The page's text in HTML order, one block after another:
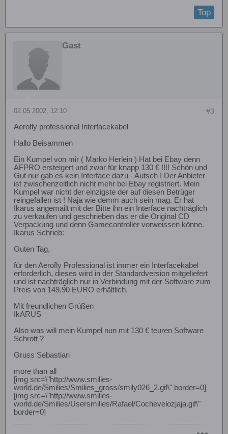
Top
Gast
#3
02.05.2002, 12:10
Aerofly professional Interfacekabel
Hallo Beisammen
Ein Kumpel von mir ( Marko Herlein ) Hat bei Ebay denn
AFPRO ersteigert und zwar für knapp 130 € !!!! Schön und
Gut nur gab es kein Interface dazu - Autsch ! Der Anbieter
ist zwischenzeitlich nicht mehr bei Ebay registriert. Mein
Kumpel war nicht der einzigste der auf diesen Betrüger
reingefallen ist ! Naja wie demm auch sein mag. Er hat
Ikarus angemailt mit der Bitte ihn ein Interface nachträglich
zu verkaufen und geschrieben das er die Original CD
Verpackung und denn Gamecontroller vorweissen könne.
Ikarus Schrieb:
Guten Tag,
für den Aerofly Professional ist immer ein Interfacekabel
erforderlich, dieses wird in der Standardversion mitgeliefert
und ist nachträglich nur in Verbindung mit der Software zum
Preis von 149,90 EURO erhältlich.
Mit freundlichen Grüßen
IkARUS
Also was will mein Kumpel nun mit 130 € teuren Software
Schrott ?
Gruss Sebastian
more than all
[img src=\"http://www.smilies-
world.de/Smilies/Smilies_gross/smily026_2.gif\" border=0]
[img src=\"http://www.smilies-
world.de/Smilies/Usersmilies/Rafael/Cochevelozjaja.gif\"
border=0]